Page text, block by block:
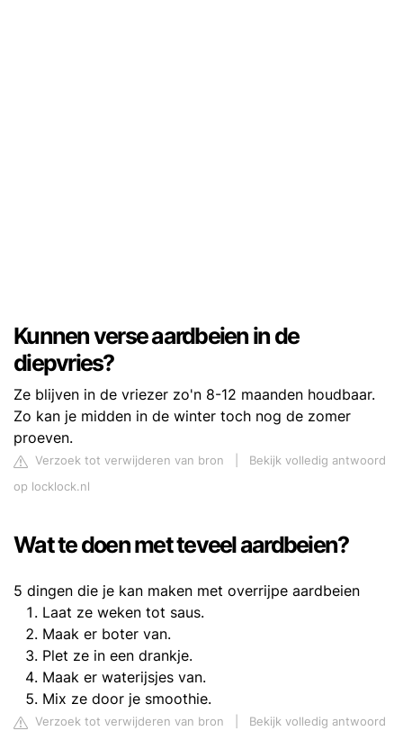
Kunnen verse aardbeien in de
diepvries?
Ze blijven in de vriezer zo'n 8-12 maanden houdbaar.
Zo kan je midden in de winter toch nog de zomer
proeven.
Verzoek tot verwijderen van bron
Bekijk volledig antwoord
op locklock.nl
Wat te doen met teveel aardbeien?
5 dingen die je kan maken met overrijpe aardbeien
Laat ze weken tot saus.
Maak er boter van.
Plet ze in een drankje.
Maak er waterijsjes van.
Mix ze door je smoothie.
Verzoek tot verwijderen van bron
Bekijk volledig antwoord